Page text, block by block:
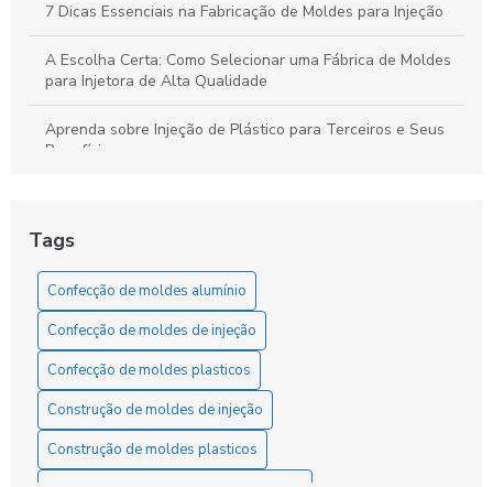
7 Dicas Essenciais na Fabricação de Moldes para Injeção
A Escolha Certa: Como Selecionar uma Fábrica de Moldes
para Injetora de Alta Qualidade
Aprenda sobre Injeção de Plástico para Terceiros e Seus
Benefícios
Como a Confecção de Moldes em Alumínio Revoluciona a
Indústria
Como a confecção de moldes em alumínio transforma a
produção industrial com versatilidade e eficiência
Como a Fabricação de Moldes de Injeção Transforma a
Indústria
Como a Fabricação de Moldes e Matrizes Revolutiona a
Tags
Confecção de moldes alumínio
Confecção de moldes de injeção
Confecção de moldes plasticos
Construção de moldes de injeção
Construção de moldes plasticos